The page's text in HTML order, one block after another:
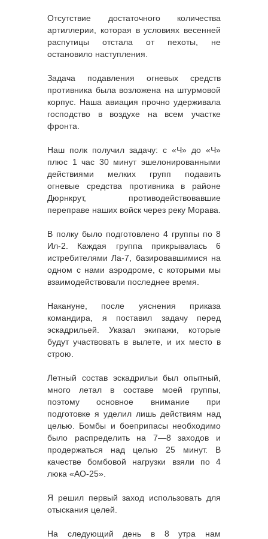
Отсутствие достаточного количества
артиллерии, которая в условиях весенней
распутицы отстала от пехоты, не
остановило наступления.
Задача подавления огневых средств
противника была возложена на штурмовой
корпус. Наша авиация прочно удерживала
господство в воздухе на всем участке
фронта.
Наш полк получил задачу: с «Ч» до «Ч»
плюс 1 час 30 минут эшелонированными
действиями мелких групп подавить
огневые средства противника в районе
Дюрнкрут, противодействовавшие
переправе наших войск через реку Морава.
В полку было подготовлено 4 группы по 8
Ил-2. Каждая группа прикрывалась 6
истребителями Ла-7, базировавшимися на
одном с нами аэродроме, с которыми мы
взаимодействовали последнее время.
Накануне, после уяснения приказа
командира, я поставил задачу перед
эскадрильей. Указал экипажи, которые
будут участвовать в вылете, и их место в
строю.
Летный состав эскадрильи был опытный,
много летал в составе моей группы,
поэтому основное внимание при
подготовке я уделил лишь действиям над
целью. Бомбы и боеприпасы необходимо
было распределить на 7—8 заходов и
продержаться над целью 25 минут. В
качестве бомбовой нагрузки взяли по 4
люка «АО-25».
Я решил первый заход использовать для
отыскания целей.
На следующий день в 8 утра нам